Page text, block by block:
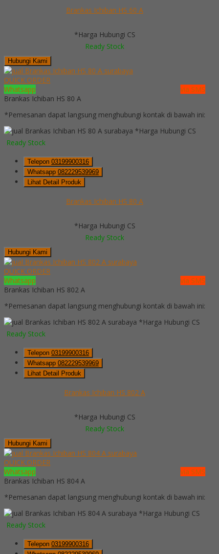
Brankas Ichiban HS 60 A
*Harga Hubungi CS
Ready Stock
Hubungi Kami
QUICK ORDER
Whatsapp
via SMS
Brankas Ichiban HS 80 A
*Pemesanan dapat langsung menghubungi kontak di bawah ini:
*Harga Hubungi CS
Ready Stock
Telepon 03199900316
Whatsapp 082229539969
Lihat Detail Produk
Brankas Ichiban HS 80 A
*Harga Hubungi CS
Ready Stock
Hubungi Kami
QUICK ORDER
Whatsapp
via SMS
Brankas Ichiban HS 802 A
*Pemesanan dapat langsung menghubungi kontak di bawah ini:
*Harga Hubungi CS
Ready Stock
Telepon 03199900316
Whatsapp 082229539969
Lihat Detail Produk
Brankas Ichiban HS 802 A
*Harga Hubungi CS
Ready Stock
Hubungi Kami
QUICK ORDER
Whatsapp
via SMS
Brankas Ichiban HS 804 A
*Pemesanan dapat langsung menghubungi kontak di bawah ini:
*Harga Hubungi CS
Ready Stock
Telepon 03199900316